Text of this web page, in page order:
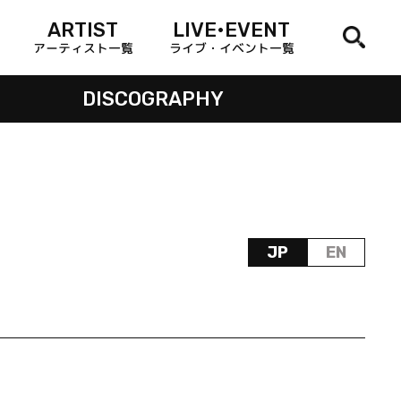
ARTIST
アーティスト一覧
LIVE•EVENT
ライブ・イベント一覧
DISCOGRAPHY
JP EN